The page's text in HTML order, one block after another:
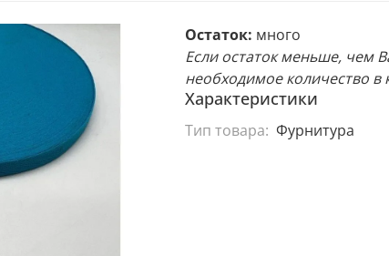
Остаток: много
Если остаток меньше, чем
необходимое количество в
Характеристики
Тип товара: Фурнитура